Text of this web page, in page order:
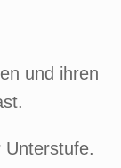
und ihren
Unterstufe.